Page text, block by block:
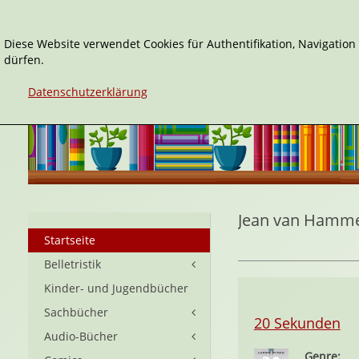
Jean van
20 Sekunden
Startseite
Belletristik
Kinder- und Jugendbücher
Sachbücher
Audio-Bücher
Diese Website verwendet Cookies für Authentifikation,
dürfen.
Datenschutzerklärung